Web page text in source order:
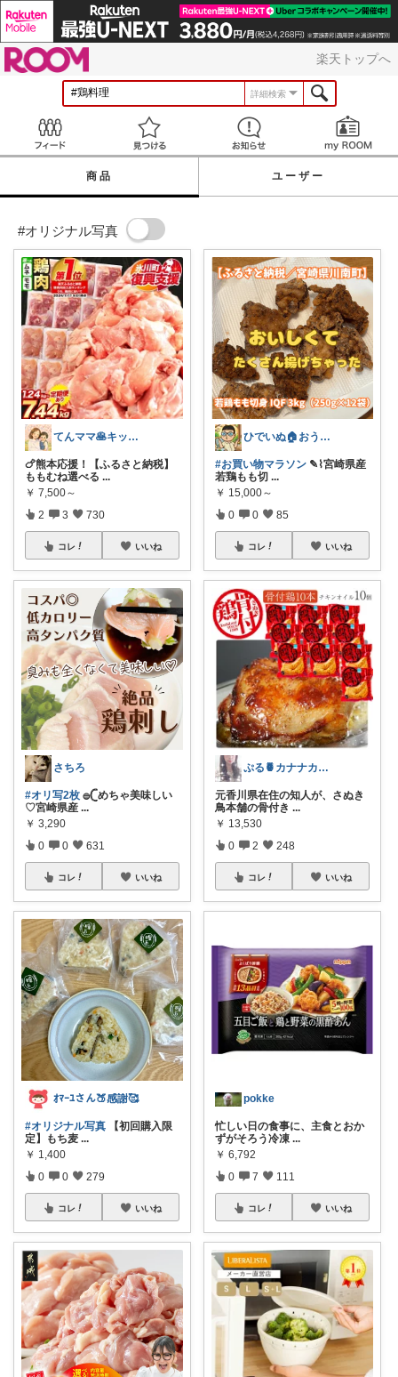
楽天トップへ
詳細検索
見つける お知らせ
商品 ユーザー
#オリジナル写真
てんママ🥞キッチン雑貨と育児グッズ
🍗熊本応援！【ふるさと納税】
ももむね選べる ...
￥ 7,500～
2 3 730
コレ いいね
さちろ
#オリ写2枚 𓐍𓊆めちゃ美味しい
♡宮崎県産 ...
￥ 3,290
0 0 631
コレ いいね
ｵﾏｰﾕさん🍑感謝🥰
#オリジナル写真 【初回購入限
定】もち麦 ...
￥ 1,400
0 0 279
コレ いいね
ひでいぬ🏠おうちをアイテムで快適！！
#お買い物マラソン ✎⌇宮崎県産
若鶏もも切 ...
￥ 15,000～
0 0 85
コレ いいね
ぷる🍍カナナカ🧜‍♀️ お礼❥プロフ
元香川県在住の知人が、さぬき
鳥本舗の骨付き ...
￥ 13,530
0 2 248
コレ いいね
pokke
忙しい日の食事に、主食とおか
ずがそろう冷凍 ...
￥ 6,792
0 7 111
コレ いいね